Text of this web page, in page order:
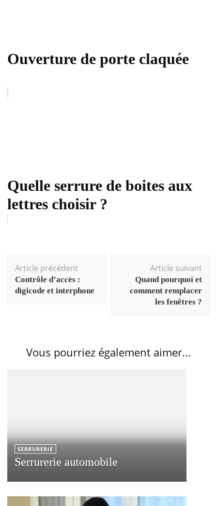
Ouverture de porte claquée
Quelle serrure de boites aux
lettres choisir ?
d'article
Article précédent
Contrôle d’accès :
digicode et interphone
Article suivant
Quand pourquoi et
comment remplacer
les fenêtres ?
Vous pourriez également aimer...
SERRURERIE
Serrurerie automobile